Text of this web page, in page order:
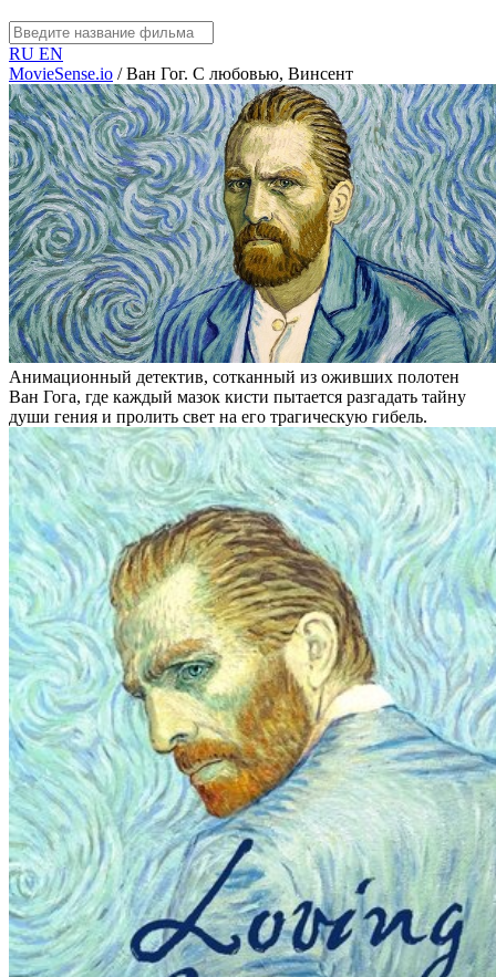
RU EN
MovieSense.io / Ван Гог. С любовью, Винсент
Анимационный детектив, сотканный из оживших полотен
Ван Гога, где каждый мазок кисти пытается разгадать тайну
души гения и пролить свет на его трагическую гибель.